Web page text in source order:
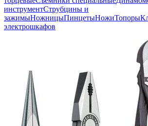
инструментСтрубцины и
зажимыНожницыПинцетыНожиТопоры
электрошкафов